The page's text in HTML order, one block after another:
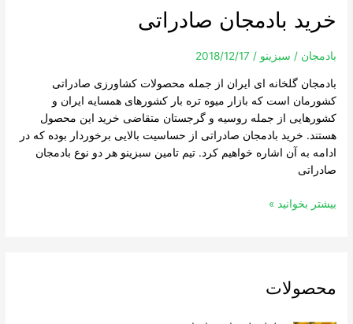
خرید بادمجان صادراتی
بادمجان / سبزینو/
2018/12/17
بادمجان گلخانه ای ایران از جمله محصولات کشاورزی صادراتی
کشورمان است که بازار میوه تره بار کشورهای همسایه ایران و
کشورهایی از جمله روسیه و گرجستان متقاضی خرید این محصول
هستند. خرید بادمجان صادراتی از حساسیت بالایی برخوردار بوده که در
ادامه به آن اشاره خواهیم کرد. تیم تامین سبزینو هر دو نوع بادمجان
صادراتی
خرید
بادمجان
صادراتی
بیشتر بخوانید »
محصولات